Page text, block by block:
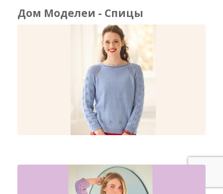
Дом Моделеи - Спицы